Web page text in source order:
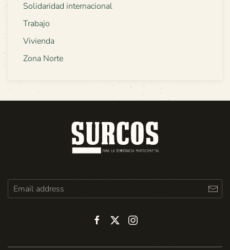
Solidaridad internacional
Trabajo
Vivienda
Zona Norte